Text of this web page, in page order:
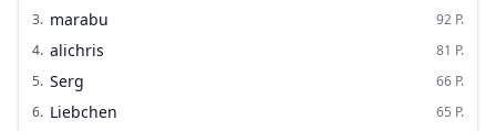
3. marabu 92 P.
4. alichris 81 P.
5. Serg 66 P.
6. Liebchen 65 P.